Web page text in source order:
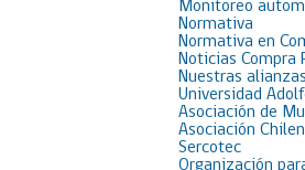
Monitoreo
Normativa
Normativa en
Noticias Compra
Nuestras alianzas
Universidad
Asociación de
Asociación
Sercotec
Organización